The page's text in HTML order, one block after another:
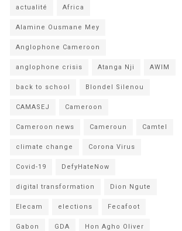
actualité Africa
Alamine Ousmane Mey
Anglophone Cameroon
anglophone crisis Atanga Nji AWIM
back to school Blondel Silenou
CAMASEJ Cameroon
Cameroon news Cameroun Camtel
climate change Corona Virus
Covid-19 DefyHateNow
digital transformation Dion Ngute
Elecam elections Fecafoot
Gabon GDA Hon Agho Oliver